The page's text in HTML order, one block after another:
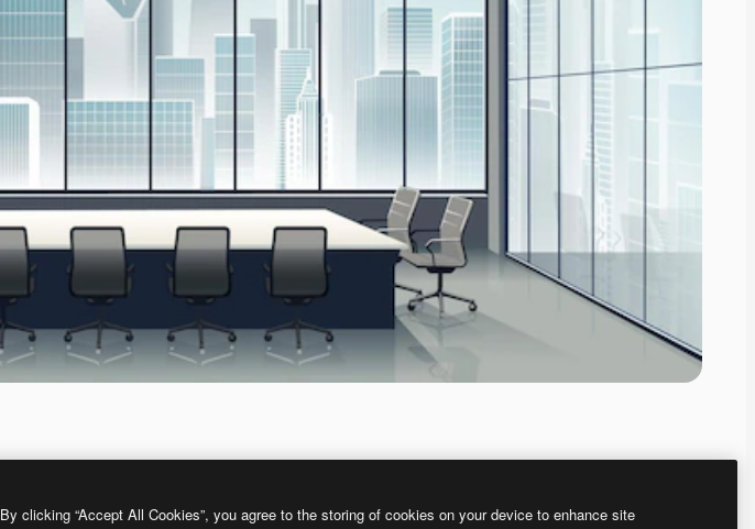
By clicking “Accept All Cookies”, you agree to the storing of cookies on your device to enhance site